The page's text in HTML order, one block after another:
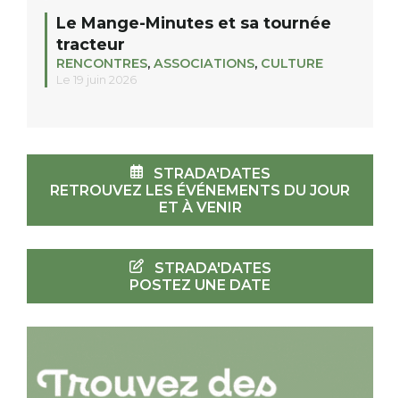
Le Mange-Minutes et sa tournée
tracteur
RENCONTRES, ASSOCIATIONS, CULTURE
Le 19 juin 2026
STRADA'DATES
RETROUVEZ LES ÉVÉNEMENTS DU JOUR
ET À VENIR
STRADA'DATES
POSTEZ UNE DATE